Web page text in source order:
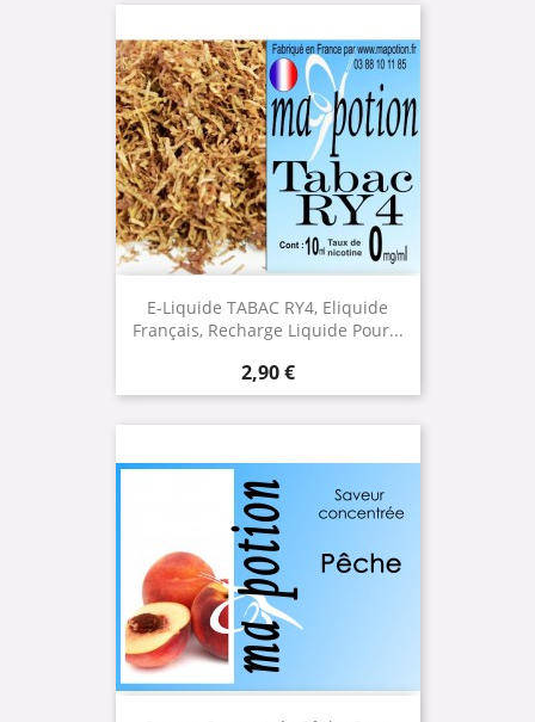
E-Liquide TABAC RY4, Eliquide
Français, Recharge Liquide Pour...
Prix
2,90 €